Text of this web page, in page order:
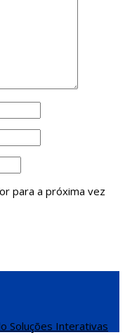
para a próxima vez
Soluções Interativas